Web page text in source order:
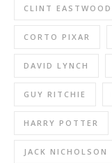
CLINT EASTWOOD
CORTO PIXAR
DAVID LYNCH
GUY RITCHIE
HARRY POTTER
JACK NICHOLSON